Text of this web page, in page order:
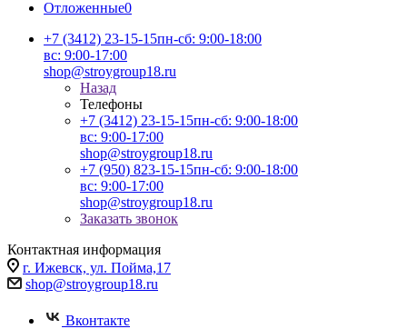
Отложенные0
+7 (3412) 23-15-15пн-сб: 9:00-18:00
вс: 9:00-17:00
shop@stroygroup18.ru
Назад
Телефоны
+7 (3412) 23-15-15пн-сб: 9:00-18:00
вс: 9:00-17:00
shop@stroygroup18.ru
+7 (950) 823-15-15пн-сб: 9:00-18:00
вс: 9:00-17:00
shop@stroygroup18.ru
Заказать звонок
Контактная информация
г. Ижевск, ул. Пойма,17
shop@stroygroup18.ru
Вконтакте